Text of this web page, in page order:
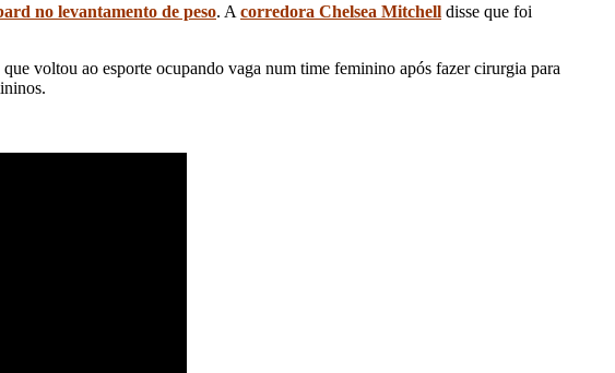
no levantamento de peso. A corredora Chelsea Mitchell disse que foi
voltou ao esporte ocupando vaga num time feminino após fazer cirurgia para